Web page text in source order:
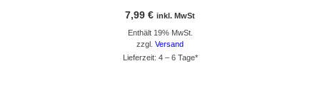
7,99 € inkl. MwSt
Enthält 19% MwSt.
zzgl. Versand
Lieferzeit: 4 – 6 Tage*